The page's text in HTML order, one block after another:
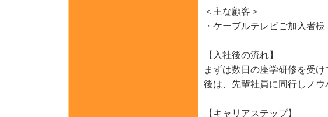
＜主な顧客＞
・ケーブルテレビご加入者様
【入社後の流れ】
まずは数日の座学研修を受
後は、先輩社員に同行しノ
【キャリアステップ】